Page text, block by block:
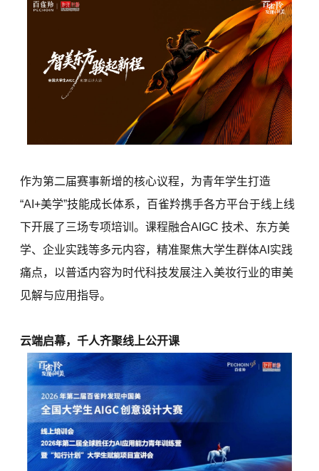
作为第二届赛事新增的核心议程，为青年学生打造
“AI+美学”技能成长体系，百雀羚携手各方平台于线上线
下开展了三场专项培训。课程融合AIGC 技术、东方美
学、企业实践等多元内容，精准聚焦大学生群体AI实践
痛点，以普适内容为时代科技发展注入美妆行业的审美
见解与应用指导。
云端启幕，千人齐聚线上公开课